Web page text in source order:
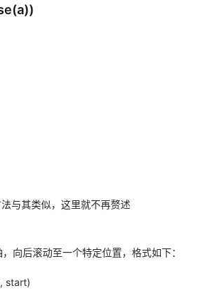
与其类似，这里就不再赘述
向后滚动至一个特定位置，格式如下：
start)